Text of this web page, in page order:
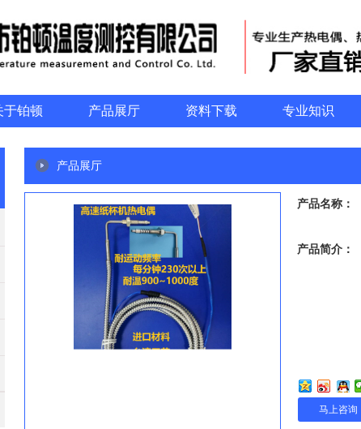
于铂顿 产品展厅 资料下载 专业知识
产品展厅
产品名称：
产品简介：
马上咨询